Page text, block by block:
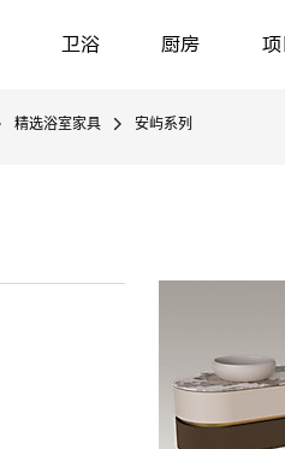
卫浴 厨房 项
精选浴室家具 安屿系列